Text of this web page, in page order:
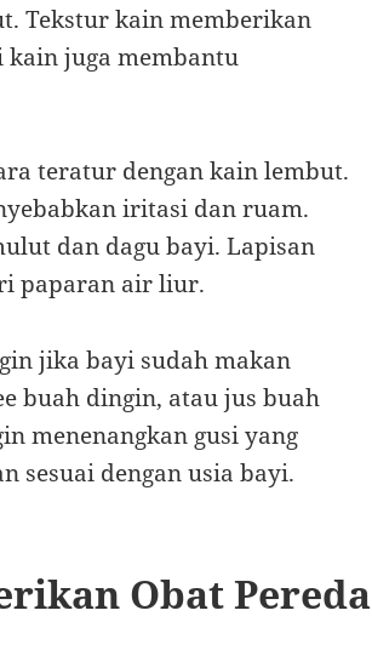
Tekstur kain memberikan
kain juga membantu
teratur dengan kain lembut.
iritasi dan ruam.
dan dagu bayi. Lapisan
paparan air liur.
jika bayi sudah makan
buah dingin, atau jus buah
menenangkan gusi yang
sesuai dengan usia bayi.
Obat Pereda